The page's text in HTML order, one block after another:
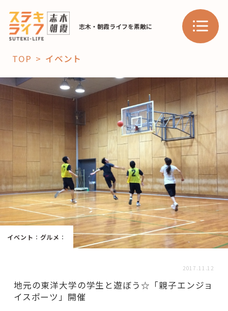
志木・朝霞ライフを素敵に
「コト」
子育て
暮らし
おすすめ
スポット 学び・教育
「場」
HAREL HAREL
活用事例
fleXe
TOP イベント
イベント ： グルメ ：
2017.11.12
地元の東洋大学の学生と遊ぼう☆「親子エンジョ
イスポーツ」開催